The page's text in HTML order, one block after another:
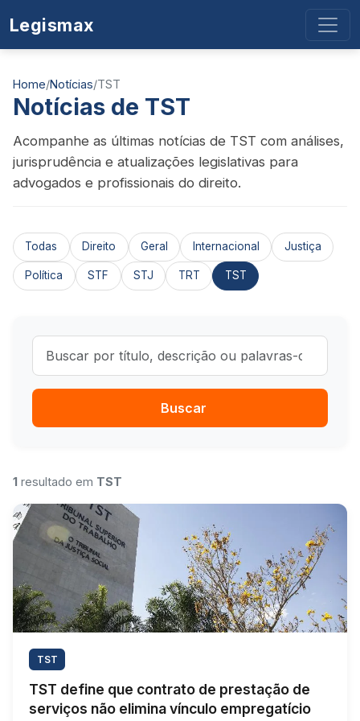
Legismax
Home/Notícias/TST
Notícias de TST
Acompanhe as últimas notícias de TST com análises,
jurisprudência e atualizações legislativas para
advogados e profissionais do direito.
Todas Direito Geral Internacional Justiça
Política STF STJ TRT TST
Buscar notícias
Buscar
1 resultado em TST
TST
TST define que contrato de prestação de
serviços não elimina vínculo empregatício